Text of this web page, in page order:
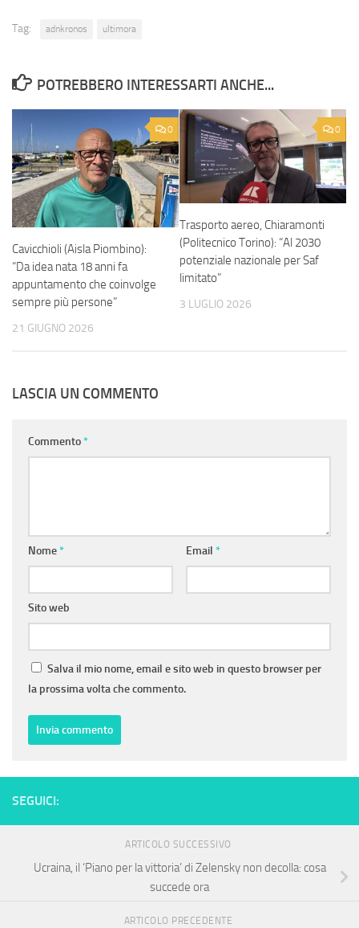
Tag: adnkronos ultimora
POTREBBERO INTERESSARTI ANCHE...
0
Cavicchioli (Aisla Piombino):
“Da idea nata 18 anni fa
appuntamento che coinvolge
sempre più persone”
21 GIUGNO 2026
0
Trasporto aereo, Chiaramonti
(Politecnico Torino): “Al 2030
potenziale nazionale per Saf
limitato”
3 LUGLIO 2026
LASCIA UN COMMENTO
Commento*
Nome* Email *
Sito web
Salva il mio nome, email e sito web in questo browser per
la prossima volta che commento.
SEGUICI:
ARTICOLO SUCCESSIVO
Ucraina, il ‘Piano per la vittoria’ di Zelensky non decolla: cosa
succede ora
ARTICOLO PRECEDENTE